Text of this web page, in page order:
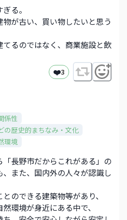
る。
が古い、買い物したいと思う
るのではなく、商業施設と飲
❤️3
係性
の歴史的まちなみ・文化​
環境
長野市だからこれがある」の
また、国内外の人々が認識し
のできる建築物等があり、
環境が身近にある中で、